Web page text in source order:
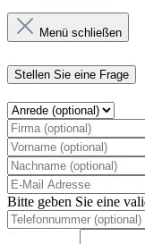
Menü schließen
Stellen Sie eine Frage
Bitte geben Sie eine